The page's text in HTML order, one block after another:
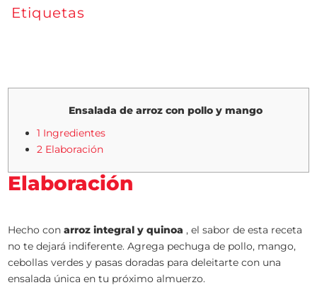
Etiquetas
Ensalada de arroz con pollo y mango
1 Ingredientes
2 Elaboración
Elaboración
Hecho conarroz integral y quinoa , el sabor de esta receta
no te dejará indiferente. Agrega pechuga de pollo, mango,
cebollas verdes y pasas doradas para deleitarte con una
ensalada única en tu próximo almuerzo.